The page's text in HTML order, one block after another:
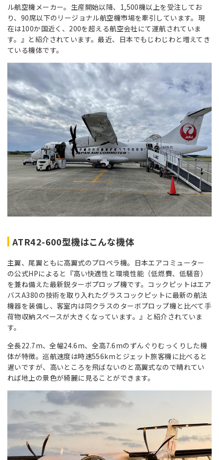
ル航空機メーカー。生産開始以降、1,500機以上を受注してお
り、90席以下のリージョナル航空機市場を牽引しています。現
在は100か国近く、200を超える航空会社にて運航されていま
す。』と紹介されています。最近、日本でもじわじわと増えてき
ている機体です。
ATR42-600型機はこんな機体
主翼、尾翼ともに高翼式のプロペラ機。日本エアコミューター
の公式HPによると『高い快適性と環境性能（低燃費、低騒音）
を兼ね備えた最新鋭ターボプロップ機です。コックピットはエア
バスA380の技術を取り入れたグラスコックピットに最新の航法
機器を装備し、客室内は同クラスのターボプロップ機と比べて手
荷物収納スペースが大きくなっています。』と紹介されていま
す。
全長22.7m、全幅24.6m、全高7.6mのずんぐりむっくりした機
体が特徴。巡航速度は時速556kmとジェット旅客機に比べると
遅いですが、高いところを飛ばないのと高翼式なので晴れてい
れば地上の景色が綺麗に見ることができます。